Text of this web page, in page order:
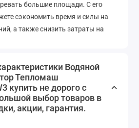
большие площади. С его
сэкономить время и силы на
а также снизить затраты на
тепловентилятора является
Он изготовлен из
материалов, которые
долгий срок службы. Вы можете
этот товар прослужит вам долгие
Водяной
Тепломаш
купить не дорого с
выбор товаров в
акции, гарантия.